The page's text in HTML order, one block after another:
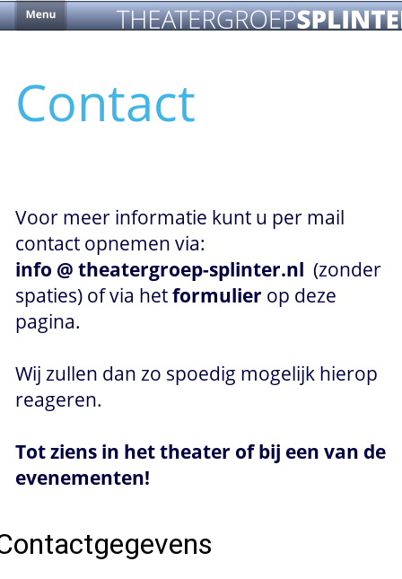
THEATERGROEP
Contact
Voor meer informatie kunt u per mail
contact opnemen via:
info @ theatergroep-splinter.nl (zonder
spaties) ofvia het formulier op deze
pagina.
Wij zullen dan zo spoedig mogelijk hierop
reageren.
Tot ziens in het theater of bij een van de
evenementen!